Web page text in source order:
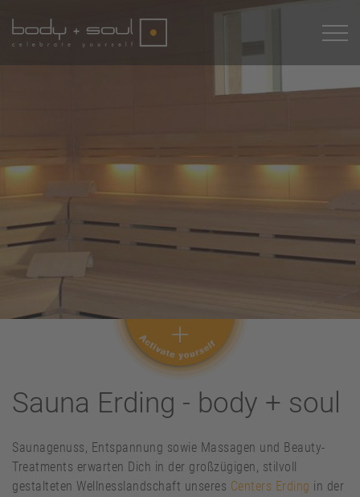
Sauna Erding - body + soul
Saunagenuss, Entspannung sowie Massagen und Beauty-
Treatments erwarten Dich in der großzügigen, stilvoll
gestalteten Wellnesslandschaft unseres Centers Erding in der